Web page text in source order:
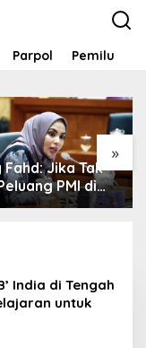
Parpol Pemilu
»
Fahd: Jika Tak
PMI di
Bisa Jadi
India di Tengah
untuk